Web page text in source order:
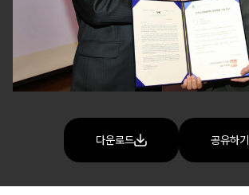
다운로드 공유하기